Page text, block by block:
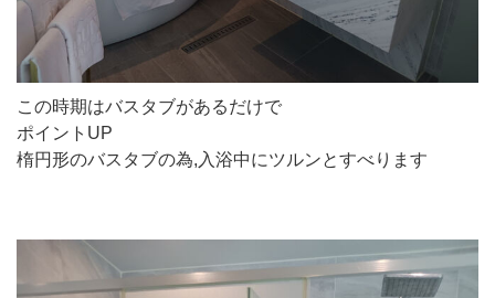
この時期はバスタブがあるだけで
ポイントUP
楕円形のバスタブの為,入浴中にツルンとすべります